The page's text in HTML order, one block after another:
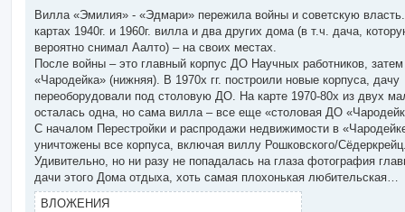
Вилла «Эмилия» - «Эдмари» пережила войны и советскую
картах 1940г. и 1960г. вилла и два других дома (в т.ч. дача,
вероятно снимал Аалто) – на своих местах.
После войны – это главный корпус ДО Научных работников,
«Чародейка» (нижняя). В 1970х гг. построили новые корпуса, дачу
переоборудовали под столовую ДО. На карте 1970-80х из двух
осталась одна, но сама вилла – все еще «столовая ДО
С началом Перестройки и распродажи недвижимости в
уничтожены все корпуса, включая виллу Рошковского/
Удивительно, но ни разу не попадалась на глаза фотография
дачи этого Дома отдыха, хоть самая плохонькая любительская…
ВЛОЖЕНИЯ